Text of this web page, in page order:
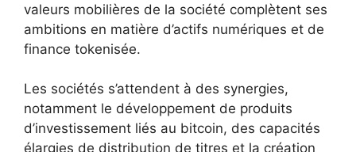
valeurs mobilières de la société complètent ses
ambitions en matière d’actifs numériques et de
finance tokenisée.
Les sociétés s’attendent à des synergies,
notamment le développement de produits
d’investissement liés au bitcoin, des capacités
élargies de distribution de titres et la création